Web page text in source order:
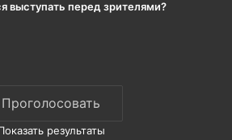
выступать перед зрителями?
результаты